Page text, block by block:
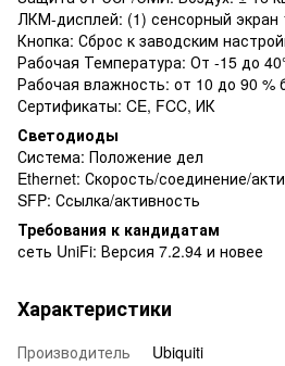
ЛКМ-дисплей: (1) сенсорный
Кнопка: Сброс к заводским
Рабочая Температура: От -15 до
Рабочая влажность: от 10 до 90 %
Сертификаты: CE, FCC, ИК
Светодиоды
Система: Положение дел
Ethernet: Скорость/соединение/
SFP: Ссылка/активность
Требования к кандидатам
сеть UniFi: Версия 7.2.94 и новее
Характеристики
Производитель
Ubiquiti